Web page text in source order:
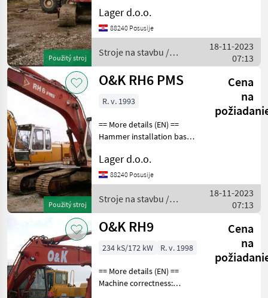
Použitý stroj
Pásový báger
Lager d.o.o.
88240 Posusije
Stroje na stavbu /
O&K
18-11-2023
07:13
Použitý stroj
O&K RH6 PMS
Cena
na
R. v. 1993
== More details (EN) ==
Hammer installation basket
Pásový báger
Lager d.o.o.
88240 Posusije
Stroje na stavbu /
O&K
18-11-2023
07:13
O&K RH9
Cena
na
234 kS/172 kW R. v. 1998
== More details (EN) ==
Machine correctness: